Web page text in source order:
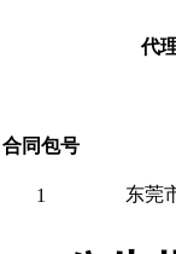
代
合同包号
1 东莞